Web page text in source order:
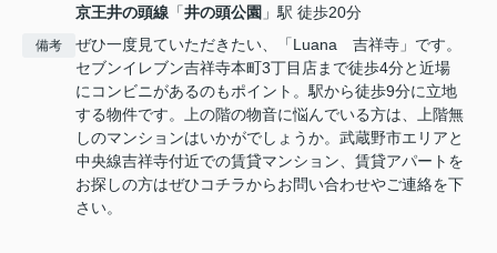
京王井の頭線 「井の頭公園 」駅 徒歩20分
備考
ぜひ一度見ていただきたい、「Luana 吉祥寺」です。
セブンイレブン吉祥寺本町3丁目店まで徒歩4分と近場
にコンビニがあるのもポイント。駅から徒歩9分に立地
する物件です。上の階の物音に悩んでいる方は、上階無
しのマンションはいかがでしょうか。武蔵野市エリアと
中央線吉祥寺付近での賃貸マンション、賃貸アパートを
お探しの方はぜひコチラからお問い合わせやご連絡を下
さい。